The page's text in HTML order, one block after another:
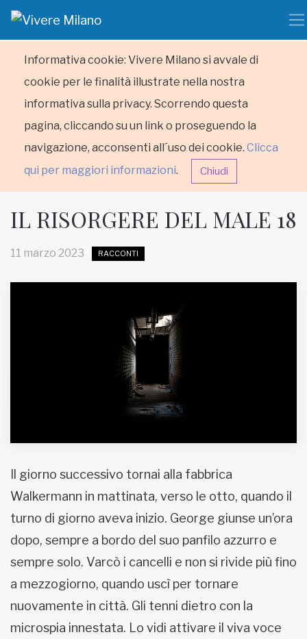
Informativa cookie: Vivere Milano si avvale di
cookie per le finalità illustrate nella nostra
informativa sulla privacy. Scorrendo questa
pagina, cliccando su un link o proseguendo la
navigazione, acconsenti all´uso dei cookie. Clicca
qui per maggiori informazioni. Chiudi
Inviateci le vostre segnalazioni
Fondato e diretto da Enzo De
EDB edizioni - Via Brivio angolo C.
Imbonati, 89 20159 Milano (Italia)
IL RISORGERE DEL MALE 18
11 marzo 2023 RACCONTI
Il giorno successivo tornai alla fabbrica
Walkermann in mattinata, verso le otto, quando il
turno di giorno aveva inizio. George giunse un’ora
dopo, sempre a bordo del suo panfilo azzurro e
sempre solo. Varcò i cancelli e non si rivide più fino
a mezzogiorno, quando uscì per tornare
nuovamente in città. Gli tenni dietro con la
microspia innestata. Lo vidi attivare il viva voce